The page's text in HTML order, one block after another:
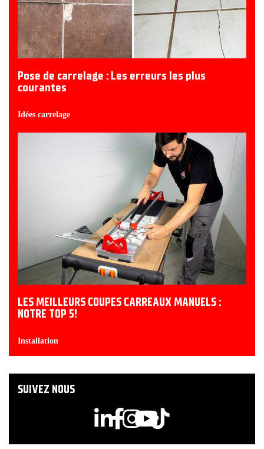
Pose de carrelage : Les erreurs les plus
courantes
Idées carrelage
LES MEILLEURS COUPES CARREAUX MANUELS :
NOTRE TOP 5!
Installation
SUIVEZ NOUS